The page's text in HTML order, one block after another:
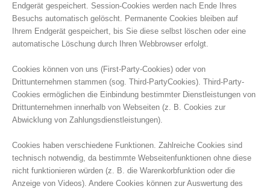
Endgerät gespeichert. Session-Cookies werden nach Ende Ihres
Besuchs automatisch gelöscht. Permanente Cookies bleiben auf
Ihrem Endgerät gespeichert, bis Sie diese selbst löschen oder eine
automatische Löschung durch Ihren Webbrowser erfolgt.
Cookies können von uns (First-Party-Cookies) oder von
Drittunternehmen stammen (sog. Third-PartyCookies). Third-Party-
Cookies ermöglichen die Einbindung bestimmter Dienstleistungen von
Drittunternehmen innerhalb von Webseiten (z. B. Cookies zur
Abwicklung von Zahlungsdienstleistungen).
Cookies haben verschiedene Funktionen. Zahlreiche Cookies sind
technisch notwendig, da bestimmte Webseitenfunktionen ohne diese
nicht funktionieren würden (z. B. die Warenkorbfunktion oder die
Anzeige von Videos). Andere Cookies können zur Auswertung des